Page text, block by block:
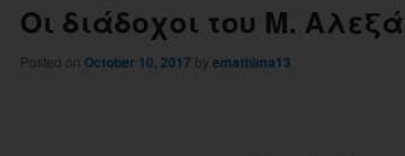
Οι διάδοχοι του Μ.
Posted on October 10, 2017 by emathima13